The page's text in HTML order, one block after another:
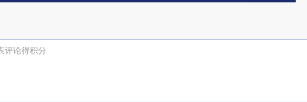
评论得积分